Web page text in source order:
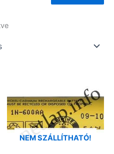
NEM SZÁLLÍTHATÓ!